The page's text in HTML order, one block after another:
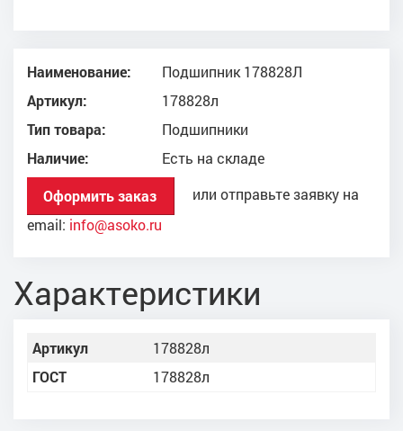
Наименование:
Подшипник 178828Л
Артикул:
178828л
Тип товара:
Подшипники
Наличие:
Есть на складе
Оформить заказ
или отправьте заявку на
email: info@asoko.ru
Характеристики
Артикул
178828л
ГОСТ
178828л